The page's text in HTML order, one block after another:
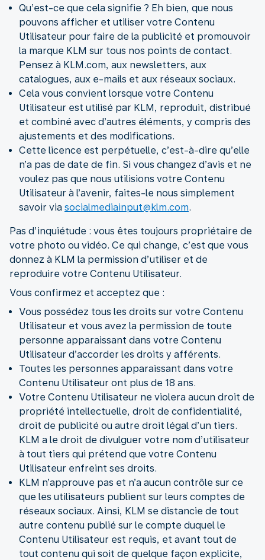
Qu’est-ce que cela signifie ? Eh bien, que nous
pouvons afficher et utiliser votre Contenu
Utilisateur pour faire de la publicité et promouvoir
la marque KLM sur tous nos points de contact.
Pensez à KLM.com, aux newsletters, aux
catalogues, aux e-mails et aux réseaux sociaux.
Cela vous convient lorsque votre Contenu
Utilisateur est utilisé par KLM, reproduit, distribué
et combiné avec d’autres éléments, y compris des
ajustements et des modifications.
Cette licence est perpétuelle, c’est-à-dire qu’elle
n’a pas de date de fin. Si vous changez d’avis et ne
voulez pas que nous utilisions votre Contenu
Utilisateur à l’avenir, faites-le nous simplement
savoir via socialmediainput@klm.com.
Pas d’inquiétude : vous êtes toujours propriétaire de
votre photo ou vidéo. Ce qui change, c’est que vous
donnez à KLM la permission d’utiliser et de
reproduire votre Contenu Utilisateur.
Vous confirmez et acceptez que :
Vous possédez tous les droits sur votre Contenu
Utilisateur et vous avez la permission de toute
personne apparaissant dans votre Contenu
Utilisateur d’accorder les droits y afférents.
Toutes les personnes apparaissant dans votre
Contenu Utilisateur ont plus de 18 ans.
Votre Contenu Utilisateur ne violera aucun droit de
propriété intellectuelle, droit de confidentialité,
droit de publicité ou autre droit légal d’un tiers.
KLM a le droit de divulguer votre nom d’utilisateur
à tout tiers qui prétend que votre Contenu
Utilisateur enfreint ses droits.
KLM n’approuve pas et n’a aucun contrôle sur ce
que les utilisateurs publient sur leurs comptes de
réseaux sociaux. Ainsi, KLM se distancie de tout
autre contenu publié sur le compte duquel le
Contenu Utilisateur est requis, et avant tout de
tout contenu qui soit de quelque façon explicite,